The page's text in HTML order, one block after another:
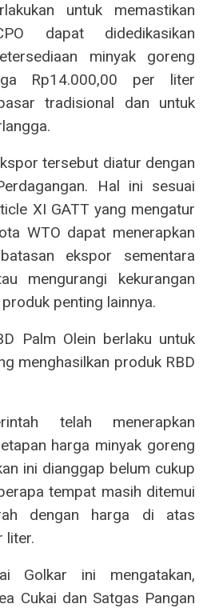
untuk memastikan
dapat didedikasikan
minyak goreng
Rp14.000,00 per liter
tradisional dan untuk
tersebut diatur dengan
Hal ini sesuai
XI GATT yang mengatur
WTO dapat menerapkan
ekspor sementara
mengurangi kekurangan
penting lainnya.
Palm Olein berlaku untuk
menghasilkan produk RBD
telah menerapkan
harga minyak goreng
ini dianggap belum cukup
tempat masih ditemui
dengan harga di atas
liter.
Golkar ini mengatakan,
Cukai dan Satgas Pangan